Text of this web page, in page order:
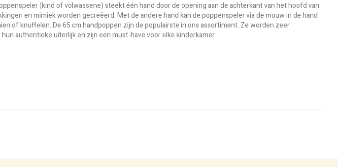
(kind of volwassene) steekt één hand door de opening aan de achterkant van het hoofd van
en mimiek worden gecreëerd. Met de andere hand kan de poppenspeler via de mouw in de hand
of knuffelen. De 65 cm handpoppen zijn de populairste in ons assortiment. Ze worden zeer
authentieke uiterlijk en zijn een must-have voor elke kinderkamer.